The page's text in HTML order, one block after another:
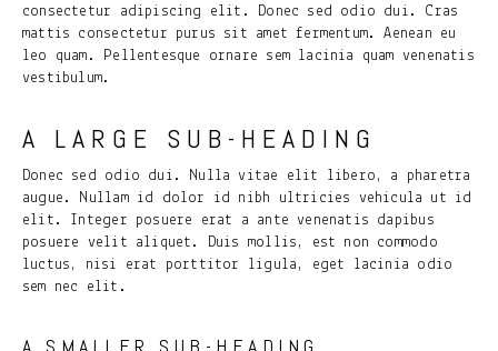
consectetur adipiscing elit. Donec sed odio dui. Cras
mattis consectetur purus sit amet fermentum. Aenean eu
leo quam. Pellentesque ornare sem lacinia quam venenatis
vestibulum.
A LARGE SUB-HEADING
Donec sed odio dui. Nulla vitae elit libero, a pharetra
augue. Nullam id dolor id nibh ultricies vehicula ut id
elit. Integer posuere erat a ante venenatis dapibus
posuere velit aliquet. Duis mollis, est non commodo
luctus, nisi erat porttitor ligula, eget lacinia odio
sem nec elit.